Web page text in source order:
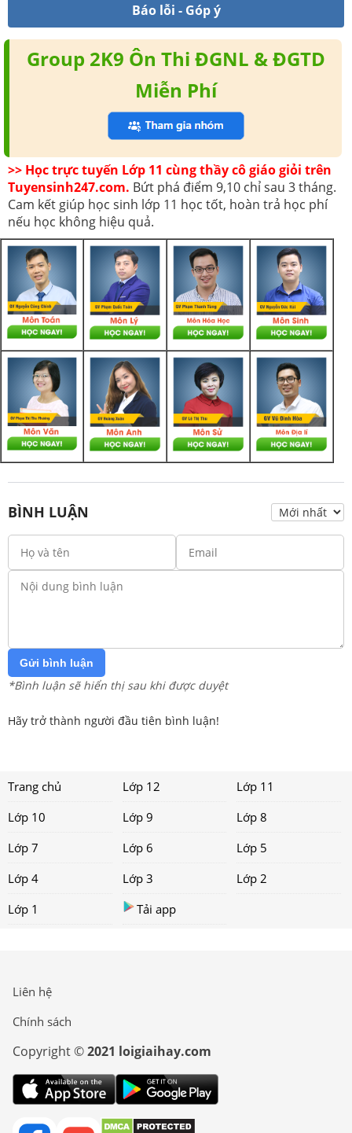
Báo lỗi - Góp ý
Group 2K9 Ôn Thi ĐGNL & ĐGTD
Miễn Phí
>> Học trực tuyến Lớp 11 cùng thầy cô giáo giỏi trên
Tuyensinh247.com. Bứt phá điểm 9,10 chỉ sau 3 tháng.
Cam kết giúp học sinh lớp 11 học tốt, hoàn trả học phí
nếu học không hiệu quả.
BÌNH LUẬN
Gửi bình luận
*Bình luận sẽ hiển thị sau khi được duyệt
Hãy trở thành người đầu tiên bình luận!
Trang chủ Lớp 12
Lớp 11
Lớp 10
Lớp 9
Lớp 8
Lớp 7
Lớp 6
Lớp 5
Lớp 4
Lớp 3
Lớp 2
Lớp 1
Tải app
Liên hệ
Chính sách
Copyright ©2021 loigiaihay.com